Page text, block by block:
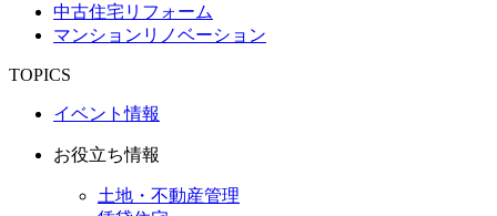
中古住宅リフォーム
マンションリノベーション
TOPICS
イベント情報
お役立ち情報
土地・不動産管理